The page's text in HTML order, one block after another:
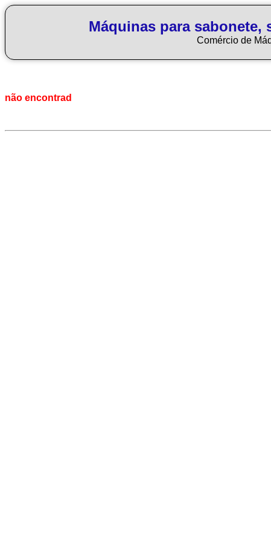
Máquinas para sabonete,
Comércio de
não encontrad